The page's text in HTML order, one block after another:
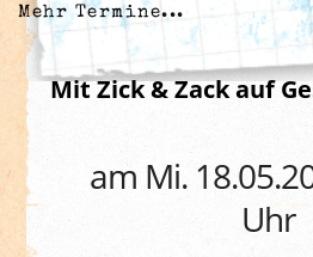
Mehr Termine...
Mit Zick & Zack auf
am Mi.
Uhr